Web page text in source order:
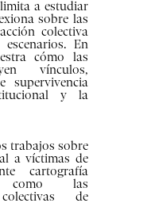
a estudiar
sobre las
colectiva
En
cómo las
vínculos,
supervivencia
y la
trabajos sobre
a víctimas de
cartografía
como las
de